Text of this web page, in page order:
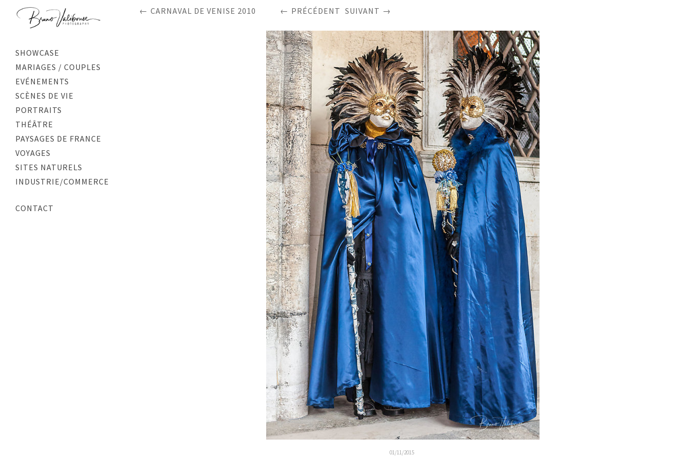
SHOWCASE
MARIAGES / COUPLES
EVÉNEMENTS
SCÈNES DE VIE
PORTRAITS
THÉÂTRE
PAYSAGES DE FRANCE
VOYAGES
SITES NATURELS
INDUSTRIE/COMMERCE
CONTACT
PRÉCÉDENT SUIVANT
CARNAVAL DE VENISE 2010
01/11/2015